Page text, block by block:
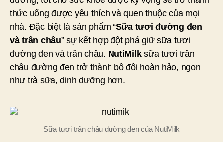
thức uống được yêu thích và quen thuộc của mọi
nhà. Đặc biệt là sản phẩm “Sữa tươi đường đen
và trân châu” sự kết hợp đột phá giữ sữa tươi
đường đen và trân châu. NutiMilksữa tươi trân
châu đường đen trở thành bộ đôi hoàn hảo, ngon
như trà sữa, dinh dưỡng hơn.
Sữa tươi trân châu đường đen của NutiMilk